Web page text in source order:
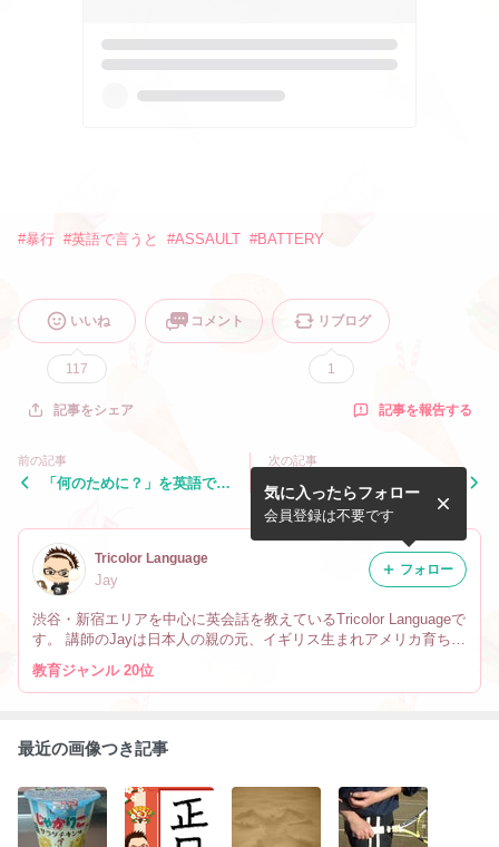
#暴行 #英語で言うと #ASSAULT #BATTERY
いいね
117
コメント リブログ
1
記事をシェア 記事を報告する
前の記事
「何のために？」を英語で言
次の記事
「季節外れに暖かい」を英語
で言うと？
Tricolor Language
Jay
渋谷・新宿エリアを中心に英会話を教えているTricolor Languageで
す。 講師のJayは日本人の親の元、イギリス生まれアメリカ育ちで
す。 なので英会話だけでなく、文化や英語の微妙なニュアンスの
違い、海外生活の事も教えています。
気に入ったらフォロー
会員登録は不要です
フォロー
教育ジャンル 20位
最近の画像つき記事